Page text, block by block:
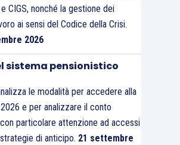
CIGS, nonché la gestione dei
ai sensi del Codice della Crisi.
2026
sistema pensionistico
le modalità per accedere alla
e per analizzare il conto
particolare attenzione ad accessi
di anticipo. 21 settembre